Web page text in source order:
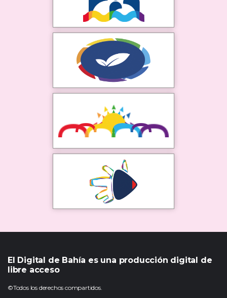
El Digital de Bahía es una producción digital de
libre acceso
©Todos los derechos compartidos.